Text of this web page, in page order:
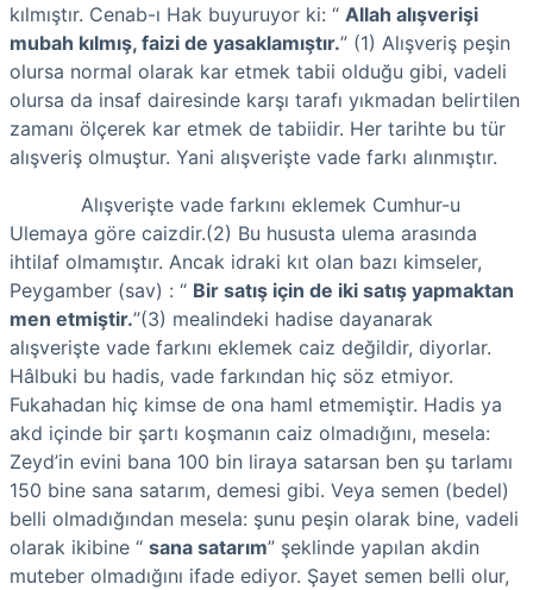
kılmıştır. Cenab-ı Hak buyuruyor ki: “ Allah alışverişi
mubah kılmış, faizi de yasaklamıştır.” (1) Alışveriş peşin
olursa normal olarak kar etmek tabii olduğu gibi, vadeli
olursa da insaf dairesinde karşı tarafı yıkmadan belirtilen
zamanı ölçerek kar etmek de tabiidir. Her tarihte bu tür
alışveriş olmuştur. Yani alışverişte vade farkı alınmıştır.
Alışverişte vade farkını eklemek Cumhur-u
Ulemaya göre caizdir.(2) Bu hususta ulema arasında
ihtilaf olmamıştır. Ancak idraki kıt olan bazı kimseler,
Peygamber (sav) : “ Bir satış için de iki satış yapmaktan
men etmiştir.”(3) mealindeki hadise dayanarak
alışverişte vade farkını eklemek caiz değildir, diyorlar.
Hâlbuki bu hadis, vade farkından hiç söz etmiyor.
Fukahadan hiç kimse de ona haml etmemiştir. Hadis ya
akd içinde bir şartı koşmanın caiz olmadığını, mesela:
Zeyd’in evini bana 100 bin liraya satarsan ben şu tarlamı
150 bine sana satarım, demesi gibi. Veya semen (bedel)
belli olmadığından mesela: şunu peşin olarak bine, vadeli
olarak ikibine “ sana satarım” şeklinde yapılan akdin
muteber olmadığını ifade ediyor. Şayet semen belli olur,